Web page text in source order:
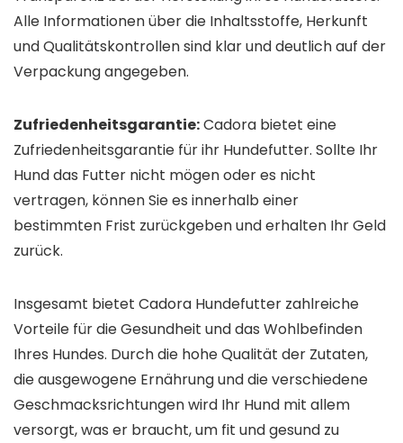
Alle Informationen über die Inhaltsstoffe, Herkunft
und Qualitätskontrollen sind klar und deutlich auf der
Verpackung angegeben.
Zufriedenheitsgarantie:Cadora bietet eine
Zufriedenheitsgarantie für ihr Hundefutter. Sollte Ihr
Hund das Futter nicht mögen oder es nicht
vertragen, können Sie es innerhalb einer
bestimmten Frist zurückgeben und erhalten Ihr Geld
zurück.
Insgesamt bietet Cadora Hundefutter zahlreiche
Vorteile für die Gesundheit und das Wohlbefinden
Ihres Hundes. Durch die hohe Qualität der Zutaten,
die ausgewogene Ernährung und die verschiedene
Geschmacksrichtungen wird Ihr Hund mit allem
versorgt, was er braucht, um fit und gesund zu